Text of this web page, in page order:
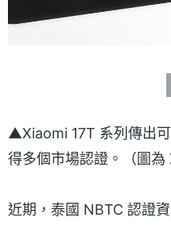
▲Xiaomi 17T 系列傳出
得多個市場認證。（圖為
近期，泰國 NBTC 認證